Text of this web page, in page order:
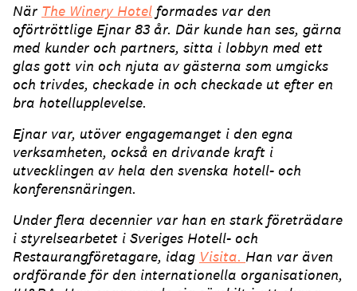
När The Winery Hotel formades var den
oförtröttlige Ejnar 83 år. Där kunde han ses, gärna
med kunder och partners, sitta i lobbyn med ett
glas gott vin och njuta av gästerna som umgicks
och trivdes, checkade in och checkade ut efter en
bra hotellupplevelse.
Ejnar var, utöver engagemanget i den egna
verksamheten, också en drivande kraft i
utvecklingen av hela den svenska hotell- och
konferensnäringen.
Under flera decennier var han en stark företrädare
i styrelsearbetet i Sveriges Hotell- och
Restaurangföretagare, idag Visita. Han var även
ordförande för den internationella organisationen,